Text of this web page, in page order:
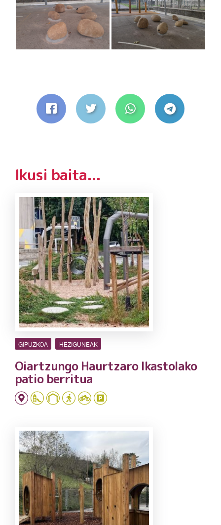
Ikusi baita...
GIPUZKOA HEZIGUNEAK
Oiartzungo Haurtzaro Ikastolako
patio berritua